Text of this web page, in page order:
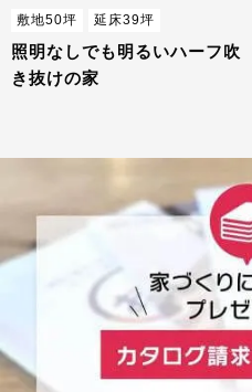
敷地50坪 延床39坪
照明なしでも明るいハーフ吹
き抜けの家